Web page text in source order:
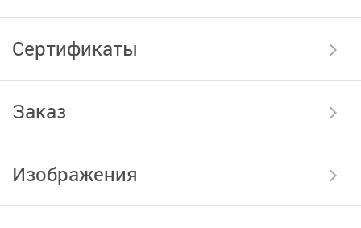
Сертификаты
Заказ
Изображения